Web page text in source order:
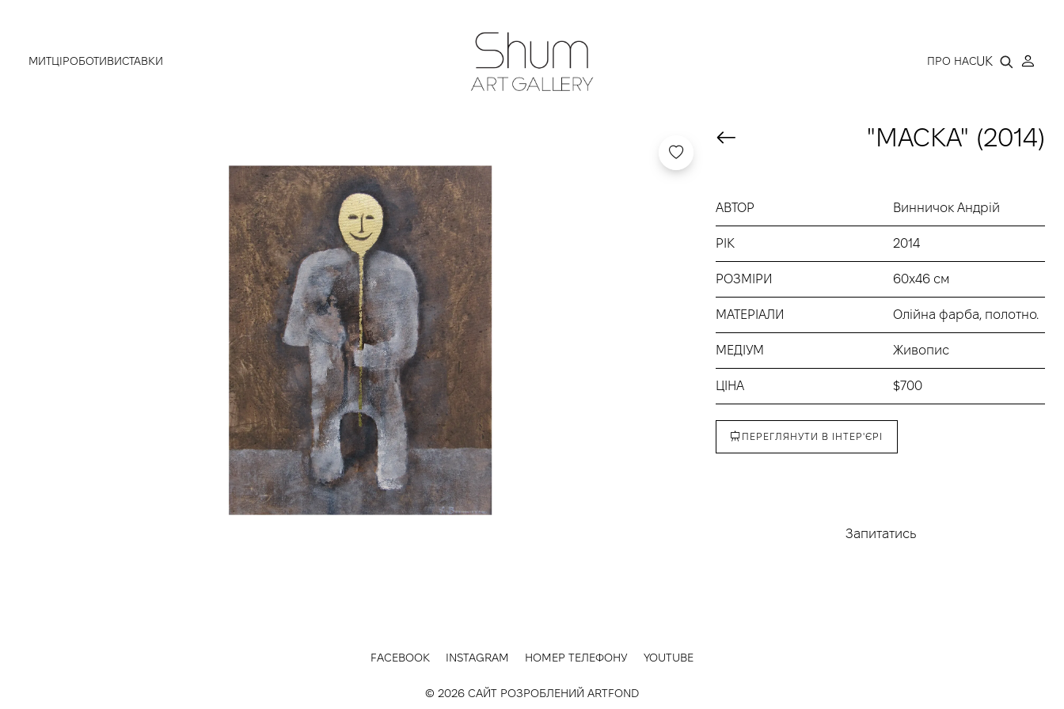
МИТЦІРОБОТИВИСТАВКИ SHUM ART GALLERY ПРО НАСUK
"МАСКА" (2014)
АВТОР Винничок Андрій
РІК 2014
РОЗМІРИ 60х46 см
МАТЕРІАЛИ Олійна фарба, полотно.
МЕДІУМ Живопис
ЦІНА $700
ПЕРЕГЛЯНУТИ В ІНТЕР'ЄРІ
Запитатись
FACEBOOK INSTAGRAM НОМЕР ТЕЛЕФОНУ YOUTUBE
© 2026 САЙТ РОЗРОБЛЕНИЙ ARTFOND